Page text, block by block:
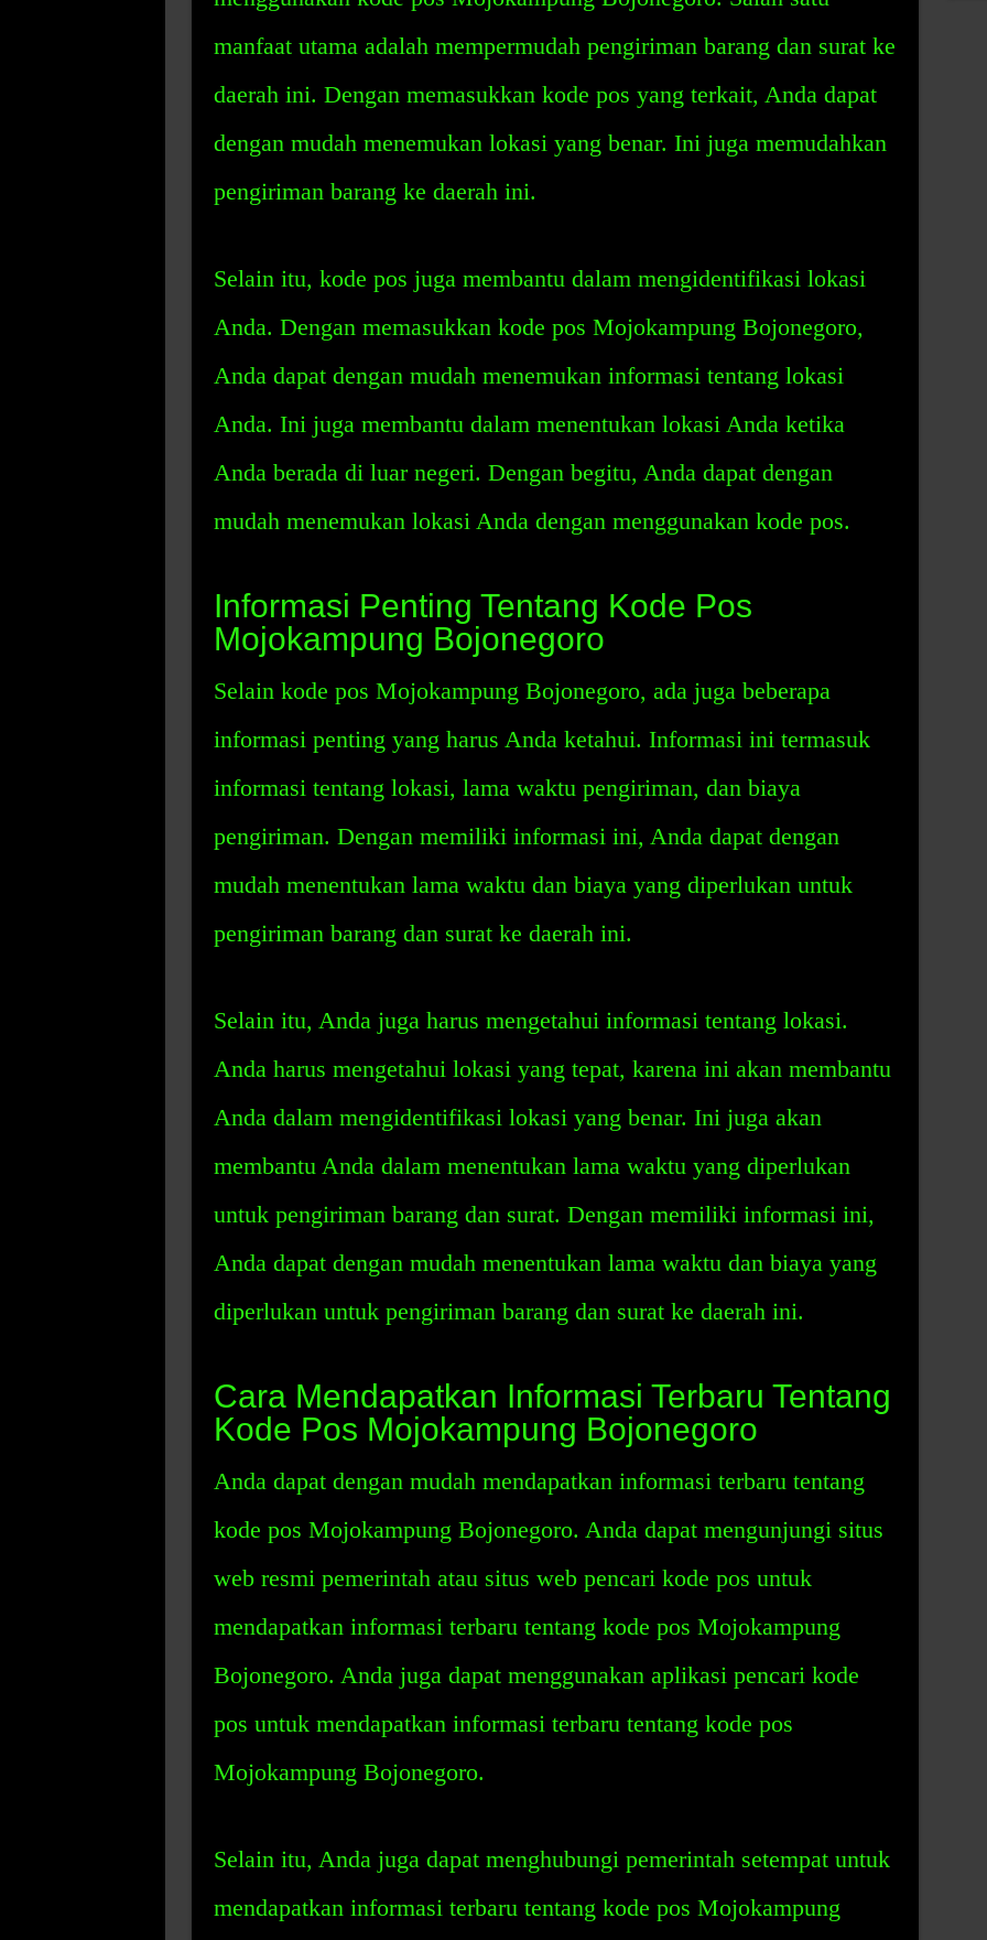
manfaat utama adalah mempermudah pengiriman barang dan surat ke
daerah ini. Dengan memasukkan kode pos yang terkait, Anda dapat
dengan mudah menemukan lokasi yang benar. Ini juga memudahkan
pengiriman barang ke daerah ini.
Selain itu, kode pos juga membantu dalam mengidentifikasi lokasi
Anda. Dengan memasukkan kode pos Mojokampung Bojonegoro,
Anda dapat dengan mudah menemukan informasi tentang lokasi
Anda. Ini juga membantu dalam menentukan lokasi Anda ketika
Anda berada di luar negeri. Dengan begitu, Anda dapat dengan
mudah menemukan lokasi Anda dengan menggunakan kode pos.
Informasi Penting Tentang Kode Pos
Mojokampung Bojonegoro
Selain kode pos Mojokampung Bojonegoro, ada juga beberapa
informasi penting yang harus Anda ketahui. Informasi ini termasuk
informasi tentang lokasi, lama waktu pengiriman, dan biaya
pengiriman. Dengan memiliki informasi ini, Anda dapat dengan
mudah menentukan lama waktu dan biaya yang diperlukan untuk
pengiriman barang dan surat ke daerah ini.
Selain itu, Anda juga harus mengetahui informasi tentang lokasi.
Anda harus mengetahui lokasi yang tepat, karena ini akan membantu
Anda dalam mengidentifikasi lokasi yang benar. Ini juga akan
membantu Anda dalam menentukan lama waktu yang diperlukan
untuk pengiriman barang dan surat. Dengan memiliki informasi ini,
Anda dapat dengan mudah menentukan lama waktu dan biaya yang
diperlukan untuk pengiriman barang dan surat ke daerah ini.
Cara Mendapatkan Informasi Terbaru Tentang
Kode Pos Mojokampung Bojonegoro
Anda dapat dengan mudah mendapatkan informasi terbaru tentang
kode pos Mojokampung Bojonegoro. Anda dapat mengunjungi situs
web resmi pemerintah atau situs web pencari kode pos untuk
mendapatkan informasi terbaru tentang kode pos Mojokampung
Bojonegoro. Anda juga dapat menggunakan aplikasi pencari kode
pos untuk mendapatkan informasi terbaru tentang kode pos
Mojokampung Bojonegoro.
Selain itu, Anda juga dapat menghubungi pemerintah setempat untuk
mendapatkan informasi terbaru tentang kode pos Mojokampung